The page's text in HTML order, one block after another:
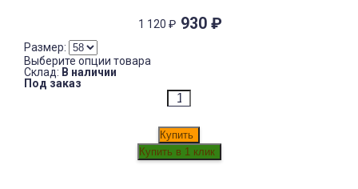
1 120 ₽ 930 ₽
Размер:
Выберите опции товара
Склад: В наличии
Под заказ
Купить